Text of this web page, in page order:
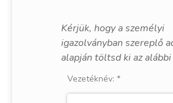
Kérjük, hogy a személyi
igazolványban szereplő
alapján töltsd ki az
Vezetéknév: *